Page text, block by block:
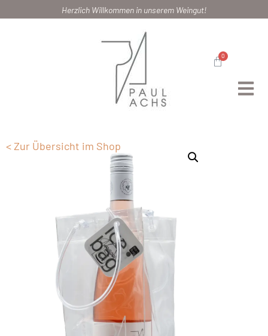
Herzlich Willkommen in unserem Weingut!
0
< Zur Übersicht im Shop